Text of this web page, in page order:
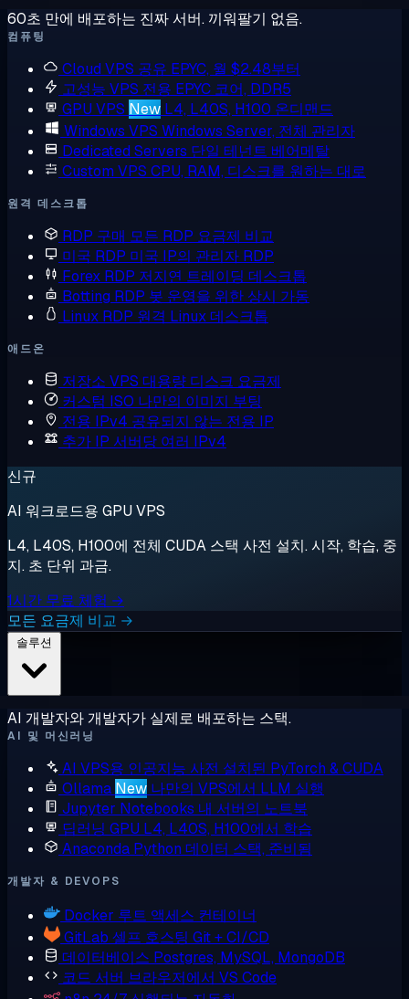
60초 만에 배포하는 진짜 서버. 끼워팔기 없음.
컴퓨팅
Cloud VPS 공유 EPYC, 월 $2.48부터
고성능 VPS 전용 EPYC 코어, DDR5
GPU VPS New L4, L40S, H100 온디맨드
Windows VPS Windows Server, 전체 관리자
Dedicated Servers 단일 테넌트 베어메탈
Custom VPS CPU, RAM, 디스크를 원하는 대로
원격 데스크톱
RDP 구매 모든 RDP 요금제 비교
미국 RDP 미국 IP의 관리자 RDP
Forex RDP 저지연 트레이딩 데스크톱
Botting RDP 봇 운영을 위한 상시 가동
Linux RDP 원격 Linux 데스크톱
애드온
저장소 VPS 대용량 디스크 요금제
커스텀 ISO 나만의 이미지 부팅
전용 IPv4 공유되지 않는 전용 IP
추가 IP 서버당 여러 IPv4
신규
AI 워크로드용 GPU VPS
L4, L40S, H100에 전체 CUDA 스택 사전 설치. 시작, 학습, 중
지. 초 단위 과금.
1시간 무료 체험 →
모든 요금제 비교 →
AI 개발자와 개발자가 실제로 배포하는 스택.
AI 및 머신러닝
AI VPS용 인공지능 사전 설치된 PyTorch & CUDA
Ollama New 나만의 VPS에서 LLM 실행
Jupyter Notebooks 내 서버의 노트북
딥러닝 GPU L4, L40S, H100에서 학습
Anaconda Python 데이터 스택, 준비됨
개발자 & DEVOPS
Docker 루트 액세스 컨테이너
GitLab 셀프 호스팅 Git + CI/CD
데이터베이스 Postgres, MySQL, MongoDB
코드 서버 브라우저에서 VS Code